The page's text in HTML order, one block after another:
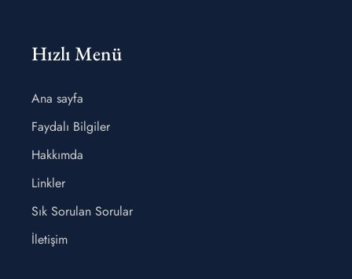
Hızlı Menü
Ana sayfa
Faydalı Bilgiler
Hakkımda
Linkler
Sık Sorulan Sorular
İletişim